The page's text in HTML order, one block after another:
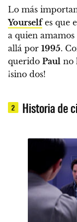
Lo más
Yourselfes que
a quien
allá por 1995.
querido Paul no
¡sino dos!
2 Historia de